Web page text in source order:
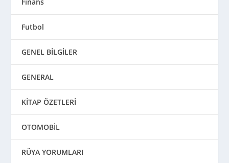
Futbol
GENEL BİLGİLER
GENERAL
KİTAP ÖZETLERİ
OTOMOBİL
RÜYA YORUMLARI